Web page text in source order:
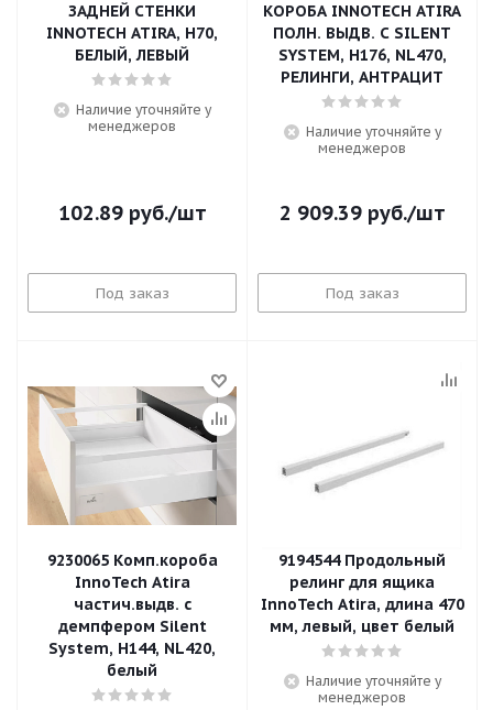
ЗАДНЕЙ СТЕНКИ
INNOTECH ATIRA, H70,
БЕЛЫЙ, ЛЕВЫЙ
Наличие уточняйте у
менеджеров
102.89руб./шт
Под заказ
КОРОБА INNOTECH ATIRA
ПОЛН. ВЫДВ. С SILENT
SYSTEM, H176, NL470,
РЕЛИНГИ, АНТРАЦИТ
Наличие уточняйте у
менеджеров
2 909.39руб./шт
Под заказ
9230065 Комп.короба
InnoTech Atira
частич.выдв. с
демпфером Silent
System, H144, NL420,
белый
9194544 Продольный
релинг для ящика
InnoTech Atira, длина 470
мм, левый, цвет белый
Наличие уточняйте у
менеджеров